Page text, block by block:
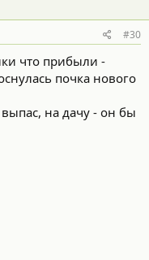
#30
что прибыли -
почка нового
на дачу - он бы